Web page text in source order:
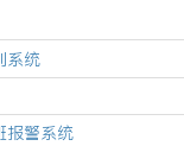
系统
报警系统